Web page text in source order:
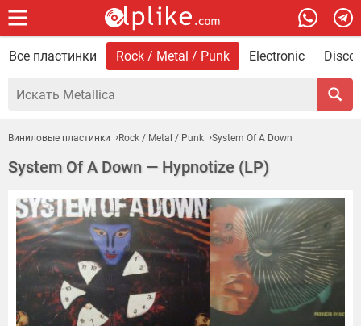
Все пластинки Rock / Metal / Punk Electronic Disco
Виниловые пластинки Rock / Metal / Punk System Of A Down
System Of A Down — Hypnotize (LP)